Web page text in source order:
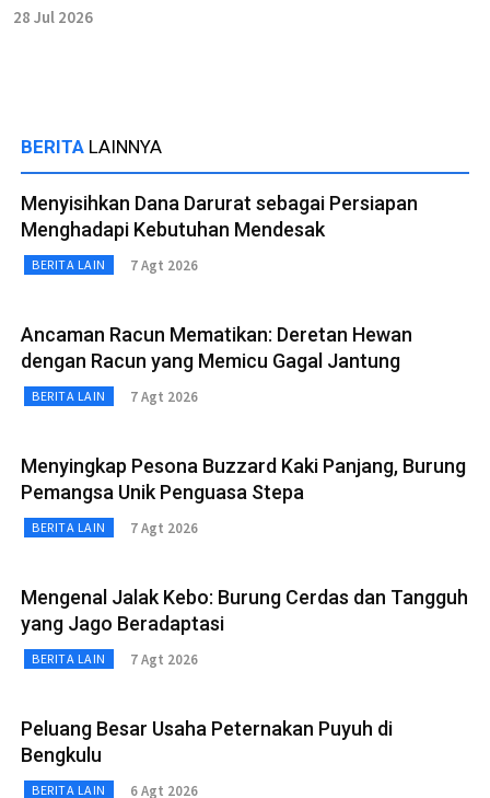
28 Jul 2026
BERITA LAINNYA
Menyisihkan Dana Darurat sebagai Persiapan
Menghadapi Kebutuhan Mendesak
BERITA LAIN 7 Agt 2026
Ancaman Racun Mematikan: Deretan Hewan
dengan Racun yang Memicu Gagal Jantung
BERITA LAIN 7 Agt 2026
Menyingkap Pesona Buzzard Kaki Panjang, Burung
Pemangsa Unik Penguasa Stepa
BERITA LAIN 7 Agt 2026
Mengenal Jalak Kebo: Burung Cerdas dan Tangguh
yang Jago Beradaptasi
BERITA LAIN 7 Agt 2026
Peluang Besar Usaha Peternakan Puyuh di
Bengkulu
BERITA LAIN 6 Agt 2026